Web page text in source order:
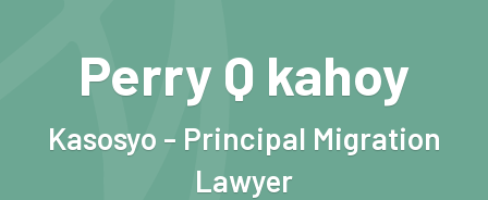
Perry Q kahoy
Kasosyo - Principal Migration
Lawyer